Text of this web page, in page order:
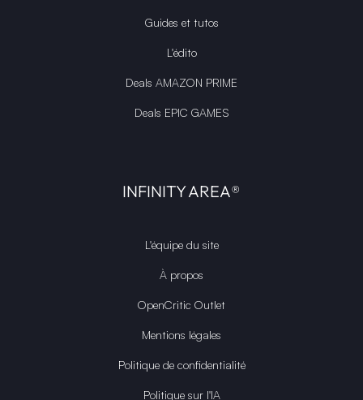
Guides et tutos
L'édito
Deals AMAZON PRIME
Deals EPIC GAMES
INFINITY AREA®
L'équipe du site
À propos
OpenCritic Outlet
Mentions légales
Politique de confidentialité
Politique sur l'IA